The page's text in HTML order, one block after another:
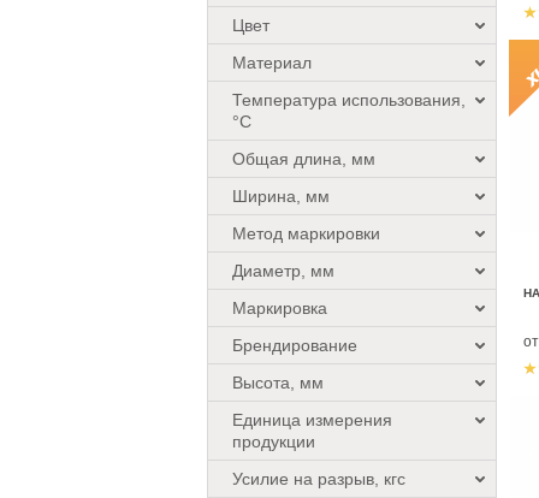
Цвет
Материал
Температура использования,
°C
Общая длина, мм
Ширина, мм
Метод маркировки
Диаметр, мм
Маркировка
Брендирование
Высота, мм
Единица измерения
продукции
Усилие на разрыв, кгс
от